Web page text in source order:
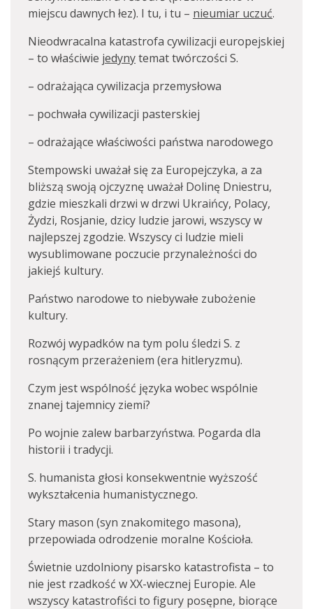
miejscu dawnych łez). I tu, i tu – nieumiar uczuć.
Nieodwracalna katastrofa cywilizacji europejskiej
– to właściwie jedynytemat twórczości S.
– odrażająca cywilizacja przemysłowa
– pochwała cywilizacji pasterskiej
– odrażające właściwości państwa narodowego
Stempowski uważał się za Europejczyka, a za
bliższą swoją ojczyznę uważał Dolinę Dniestru,
gdzie mieszkali drzwi w drzwi Ukraińcy, Polacy,
Żydzi, Rosjanie, dzicy ludzie jarowi, wszyscy w
najlepszej zgodzie. Wszyscy ci ludzie mieli
wysublimowane poczucie przynależności do
jakiejś kultury.
Państwo narodowe to niebywałe zubożenie
kultury.
Rozwój wypadków na tym polu śledzi S. z
rosnącym przerażeniem (era hitleryzmu).
Czym jest wspólność języka wobec wspólnie
znanej tajemnicy ziemi?
Po wojnie zalew barbarzyństwa. Pogarda dla
historii i tradycji.
S. humanista głosi konsekwentnie wyższość
wykształcenia humanistycznego.
Stary mason (syn znakomitego masona),
przepowiada odrodzenie moralne Kościoła.
Świetnie uzdolniony pisarsko katastrofista – to
nie jest rzadkość w XX-wiecznej Europie. Ale
wszyscy katastrofiści to figury posępne, biorące